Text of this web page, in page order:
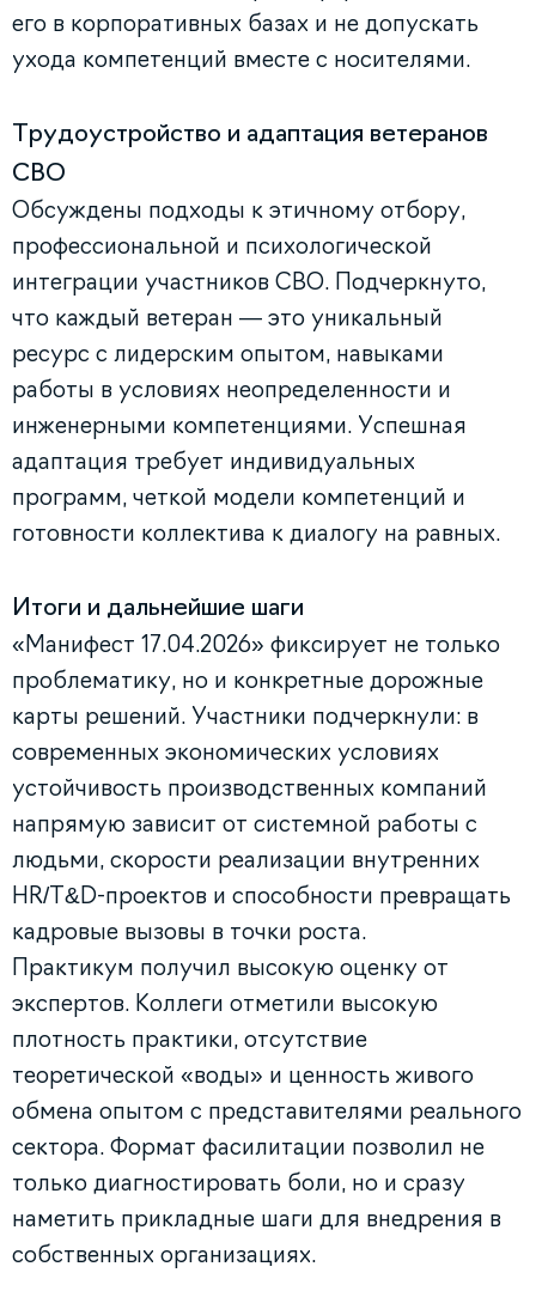
его в корпоративных базах и не допускать
ухода компетенций вместе с носителями.
Трудоустройство и адаптация ветеранов
СВО
Обсуждены подходы к этичному отбору,
профессиональной и психологической
интеграции участников СВО. Подчеркнуто,
что каждый ветеран — это уникальный
ресурс с лидерским опытом, навыками
работы в условиях неопределенности и
инженерными компетенциями. Успешная
адаптация требует индивидуальных
программ, четкой модели компетенций и
готовности коллектива к диалогу на равных.
Итоги и дальнейшие шаги
«Манифест 17.04.2026» фиксирует не только
проблематику, но и конкретные дорожные
карты решений. Участники подчеркнули: в
современных экономических условиях
устойчивость производственных компаний
напрямую зависит от системной работы с
людьми, скорости реализации внутренних
HR/T&D-проектов и способности превращать
кадровые вызовы в точки роста.
Практикум получил высокую оценку от
экспертов. Коллеги отметили высокую
плотность практики, отсутствие
теоретической «воды» и ценность живого
обмена опытом с представителями реального
сектора. Формат фасилитации позволил не
только диагностировать боли, но и сразу
наметить прикладные шаги для внедрения в
собственных организациях.